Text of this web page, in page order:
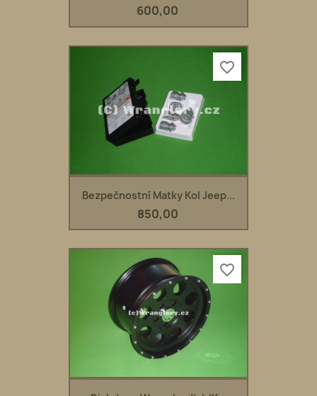
600,00
Bezpečnostní Matky Kol Jeep...
850,00
favorite_border
favorite_border